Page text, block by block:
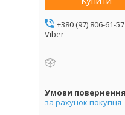
+380 (97) 806-61-57
Viber
за рахунок покупця